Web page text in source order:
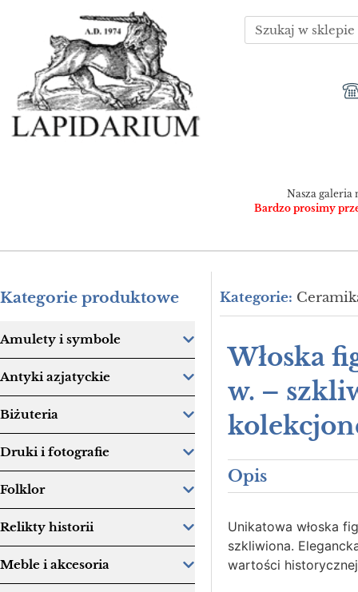
Nasza galeria
Bardzo prosimy
Kategorie produktowe
Amulety i symbole
Antyki azjatyckie
Biżuteria
Druki i fotografie
Folklor
Relikty historii
Meble i akcesoria
Kategorie:
Włoska
w. –
Opis
Unikatowa włoska
szkliwiona.
wartości